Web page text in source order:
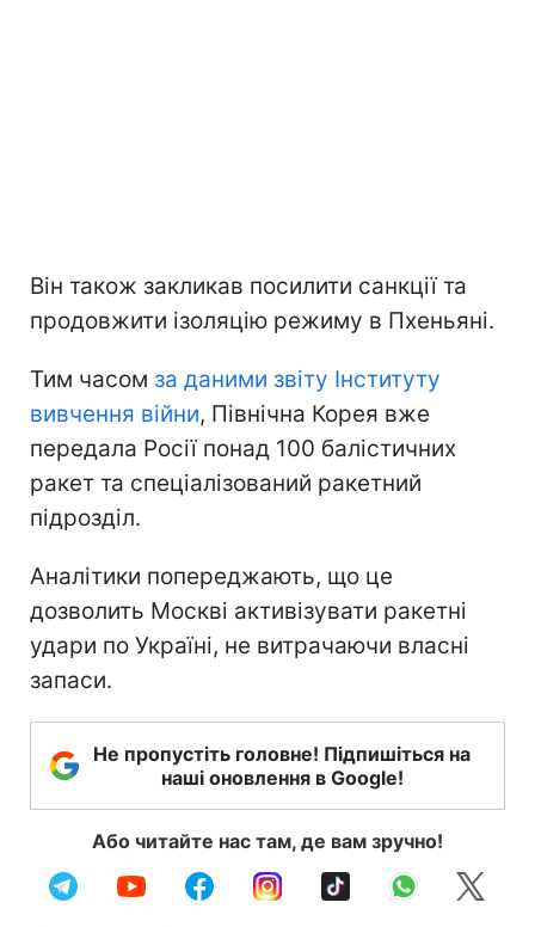
Він також закликав посилити санкції та
продовжити ізоляцію режиму в Пхеньяні.
Тим часом за даними звіту Інституту
вивчення війни, Північна Корея вже
передала Росії понад 100 балістичних
ракет та спеціалізований ракетний
підрозділ.
Аналітики попереджають, що це
дозволить Москві активізувати ракетні
удари по Україні, не витрачаючи власні
запаси.
Не пропустіть головне! Підпишіться на
наші оновлення в Google!
Або читайте нас там, де вам зручно!